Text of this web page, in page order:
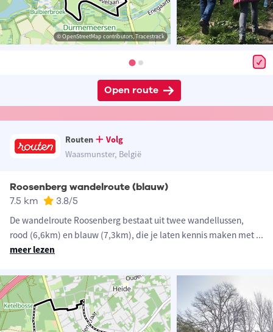
© OpenStreetMap contributors, Tracestrack
Open route
Routen
Volg
Waasmunster, België
Roosenberg wandelroute (blauw)
7.5 km 3.8/5
De wandelroute Roosenberg bestaat uit twee wandellussen,
rood (6,6km) en blauw (7,3km), die je laten kennis maken met ...
meer lezen